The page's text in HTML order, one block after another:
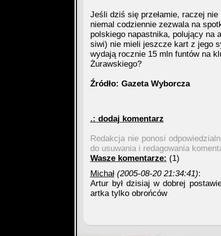
Jeśli dziś się przełamie, raczej
niemal codziennie zezwala na
polskiego napastnika, polujący na
siwi) nie mieli jeszcze kart z jego
wydają rocznie 15 mln funtów na
Żurawskiego?
Źródło: Gazeta Wyborcza
.: dodaj komentarz
Redakcja nie ponosi
do usuwania i redagowania
Wasze komentarze: (1)
Michał (2005-08-20 21:34:41):
Artur był dzisiaj w dobrej
artka tylko obrońców